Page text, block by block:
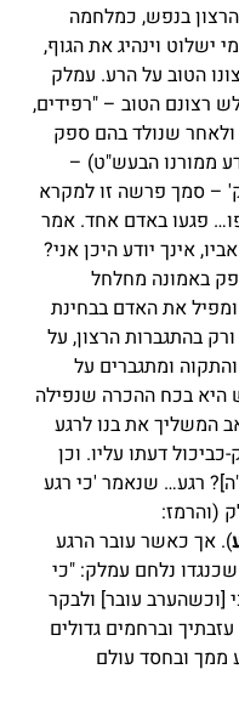
בנפש, כמלחמה
וינהיג את הגוף,
הטוב על הרע. עמלק
רצונם הטוב – "רפידים,
ולאחר שנולד בהם ספק
ממורנו הבעש"ט) –
– סמך פרשה זו למקרא
פגעו באדם אחד. אמר
אינך יודע היכן אני?
באמונה מחלחל
את האדם בבחינת
בהתגברות הרצון, על
והתקוה ומתגברים על
היא בכח ההכרה שנפילה
המשליך את בנו לרגע
דעתו עליו. וכן
רגע… שנאמר 'כי רגע
(והרמז:
). אך כאשר עובר הרגע
נלחם עמלק: "כי
[וכשהערב עובר] ולבקר
וברחמים גדולים
ובחסד עולם